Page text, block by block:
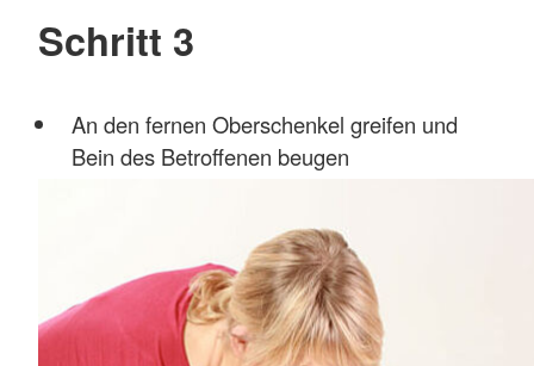
Schritt 3
An den fernen Oberschenkel greifen und
Bein des Betroffenen beugen